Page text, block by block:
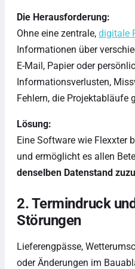
Die Herausforderung:
Ohne eine zentrale, digitale
Informationen über
E-Mail, Papier oder
Informationsverlusten,
Fehlern, die Projektabläufe
Lösung:
Eine Software wie Flexxter
und ermöglicht es allen
denselben Datenstand
2. Termindruck
Störungen
Lieferengpässe,
oder Änderungen im